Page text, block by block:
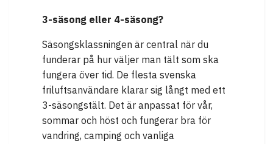
3-säsong eller 4-säsong?
Säsongsklassningen är central när du
funderar på hur väljer man tält som ska
fungera över tid. De flesta svenska
friluftsanvändare klarar sig långt med ett
3-säsongstält. Det är anpassat för vår,
sommar och höst och fungerar bra för
vandring, camping och vanliga